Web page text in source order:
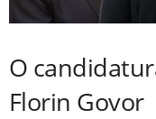
O
Florin Govor